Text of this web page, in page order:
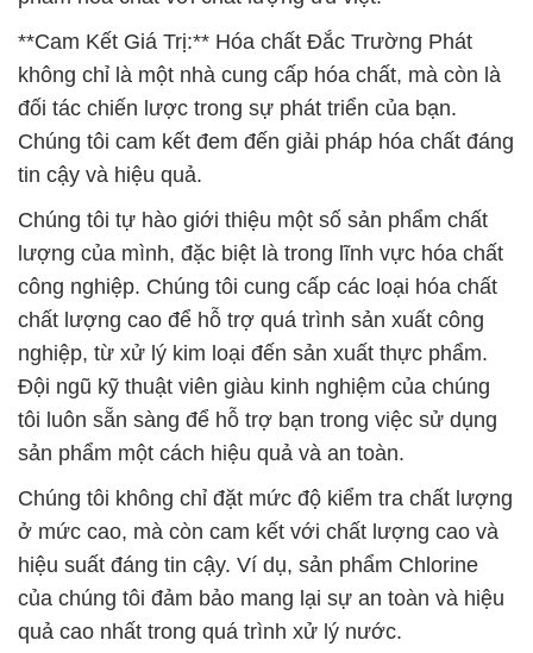
tin cậy và hiệu quả.
Chúng tôi tự hào giới thiệu một số sản phẩm chất
lượng của mình, đặc biệt là trong lĩnh vực hóa chất
công nghiệp. Chúng tôi cung cấp các loại hóa chất
chất lượng cao để hỗ trợ quá trình sản xuất công
nghiệp, từ xử lý kim loại đến sản xuất thực phẩm.
Đội ngũ kỹ thuật viên giàu kinh nghiệm của chúng
tôi luôn sẵn sàng để hỗ trợ bạn trong việc sử dụng
sản phẩm một cách hiệu quả và an toàn.
Chúng tôi không chỉ đặt mức độ kiểm tra chất lượng
ở mức cao, mà còn cam kết với chất lượng cao và
hiệu suất đáng tin cậy. Ví dụ, sản phẩm Chlorine
của chúng tôi đảm bảo mang lại sự an toàn và hiệu
quả cao nhất trong quá trình xử lý nước.
Hãy liên hệ với chúng tôi để trải nghiệm sự chuyên
nghiệp và uy tín mà chúng tôi mang lại trong mọi
giao dịch. Chúng tôi tự tin rằng sẽ là đối tác lý
tưởng cho nhu cầu hóa chất của bạn.